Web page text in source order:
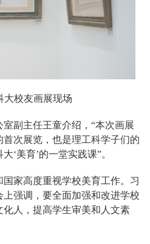
大校友画展现场
副主任王童介绍，“本次画展
次展览，也是理工科学子们的
‘美育’的一堂实践课”。
家高度重视学校美育工作。习
强调，要全面加强和改进学校
人，提高学生审美和人文素